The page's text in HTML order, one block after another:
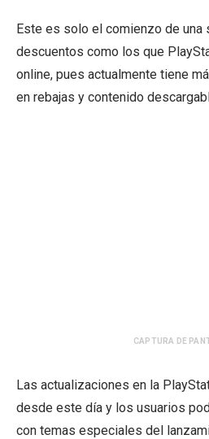
Este es solo el comienzo de una
descuentos como los que
online, pues actualmente tiene
en rebajas y contenido
CAPTURA DE
Las actualizaciones en la
desde este día y los usuarios
con temas especiales del